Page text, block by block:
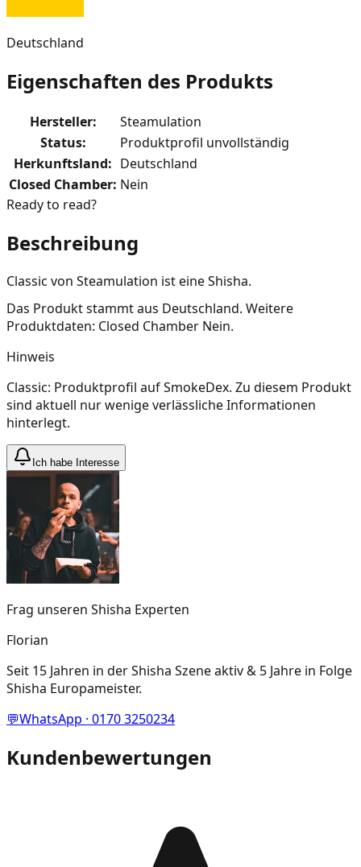
Deutschland
Eigenschaften des Produkts
Hersteller:
Steamulation
Status:
Produktprofil unvollständig
Herkunftsland: Deutschland
Closed Chamber: Nein
Ready to read?
Beschreibung
Classic von Steamulation ist eine Shisha.
Das Produkt stammt aus Deutschland. Weitere
Produktdaten: Closed Chamber Nein.
Hinweis
Classic: Produktprofil auf SmokeDex. Zu diesem Produkt
sind aktuell nur wenige verlässliche Informationen
hinterlegt.
Ich habe Interesse
Frag unseren Shisha Experten
Florian
Seit 15 Jahren in der Shisha Szene aktiv & 5 Jahre in Folge
Shisha Europameister.
💬WhatsApp · 0170 3250234
Kundenbewertungen